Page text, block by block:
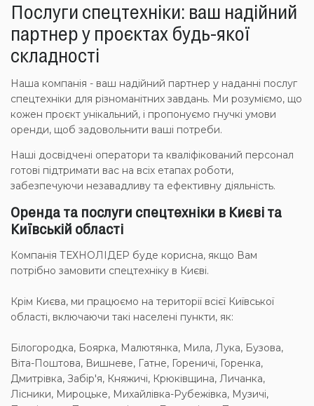
Послуги спецтехніки: ваш надійний
партнер у проєктах будь-якої
складності
Наша компанія - ваш надійний партнер у наданні послуг
спецтехніки для різноманітних завдань. Ми розуміємо, що
кожен проєкт унікальний, і пропонуємо гнучкі умови
оренди, щоб задовольнити ваші потреби.
Наші досвідчені оператори та кваліфікований персонал
готові підтримати вас на всіх етапах роботи,
забезпечуючи незавадливу та ефективну діяльність.
Оренда та послуги спецтехніки в Києві та
Київській області
Компанія ТЕХНОЛІДЕР буде корисна, якщо Вам
потрібно замовити спецтехніку в Києві.
Крім Києва, ми працюємо на території всієї Київської
області, включаючи такі населені пункти, як:
Білогородка, Боярка, Малютянка, Мила, Лука, Бузова,
Віта-Поштова, Вишневе, Гатне, Гореничі, Горенка,
Дмитрівка, Забір'я, Княжичі, Крюківщина, Личанка,
Лісники, Мироцьке, Михайлівка-Рубежівка, Музичі,